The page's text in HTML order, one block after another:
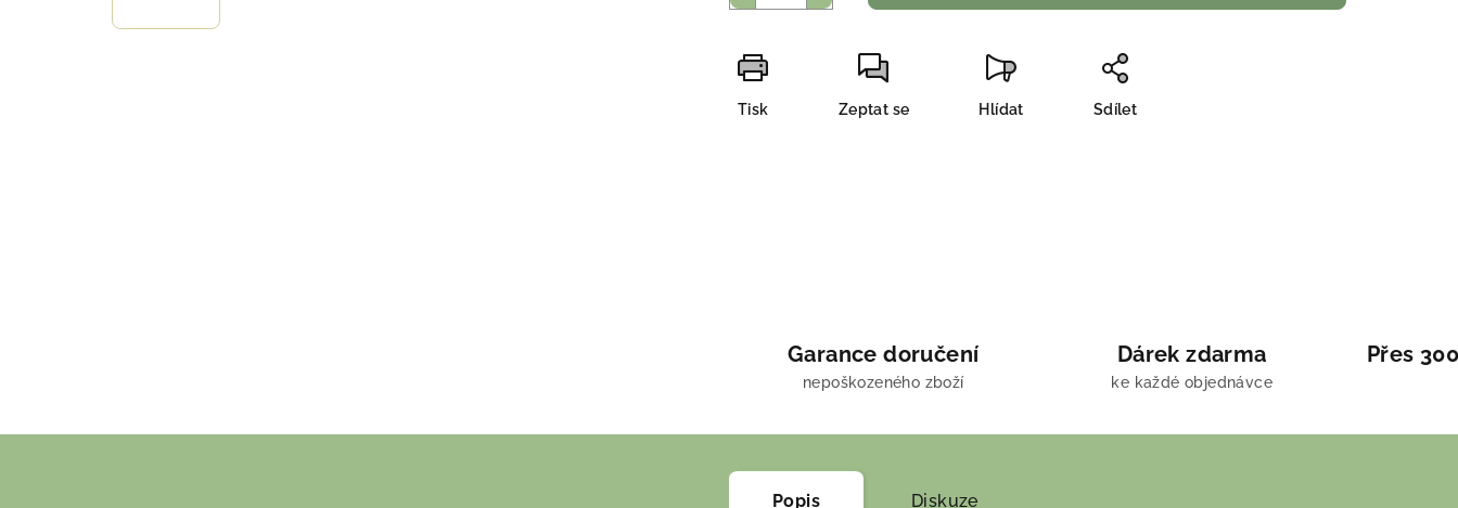
Tisk Zeptat se Hlídat Sdílet
Garance doručení
nepoškozeného zboží
Dárek zdarma
ke každé objednávce
Přes
Popis Diskuze